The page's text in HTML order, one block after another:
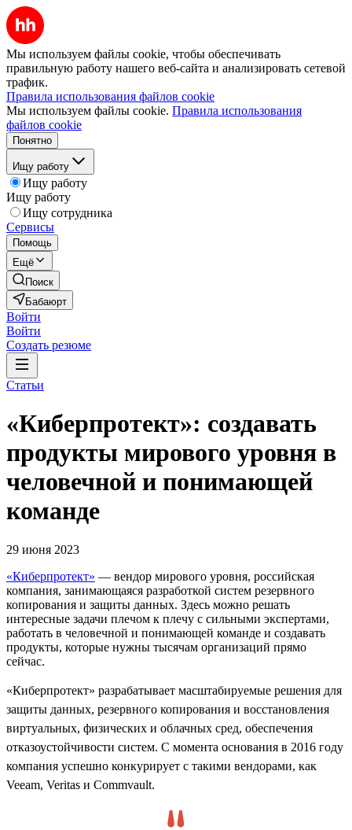
Мы используем файлы cookie, чтобы обеспечивать
правильную работу нашего веб-сайта и анализировать сетевой
трафик.
Правила использования файлов cookie
Мы используем файлы cookie. Правила использования
файлов cookie
Понятно
Ищу работу
Ищу работу
Ищу работу
Ищу сотрудника
Сервисы
Помощь
Ещё
Поиск
Бабаюрт
Войти
Войти
Создать резюме
Статьи
«Киберпротект»: создавать
продукты мирового уровня в
человечной и понимающей
команде
29 июня 2023
«Киберпротект» — вендор мирового уровня, российская
компания, занимающаяся разработкой систем резервного
копирования и защиты данных. Здесь можно решать
интересные задачи плечом к плечу с сильными экспертами,
работать в человечной и понимающей команде и создавать
продукты, которые нужны тысячам организаций прямо
сейчас.
«Киберпротект» разрабатывает масштабируемые решения для
защиты данных, резервного копирования и восстановления
виртуальных, физических и облачных сред, обеспечения
отказоустойчивости систем. С момента основания в 2016 году
компания успешно конкурирует с такими вендорами, как
Veeam, Veritas и Commvault.